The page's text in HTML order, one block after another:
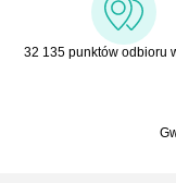
32 135 punktów odbioru